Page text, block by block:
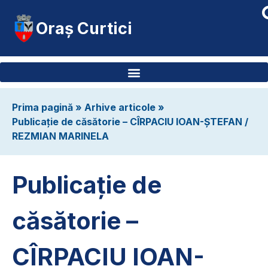
Oraș Curtici
Prima pagină » Arhive articole »
Publicație de căsătorie – CÎRPACIU IOAN-ȘTEFAN /
REZMIAN MARINELA
Publicație de
căsătorie –
CÎRPACIU IOAN-